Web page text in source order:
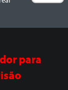
para